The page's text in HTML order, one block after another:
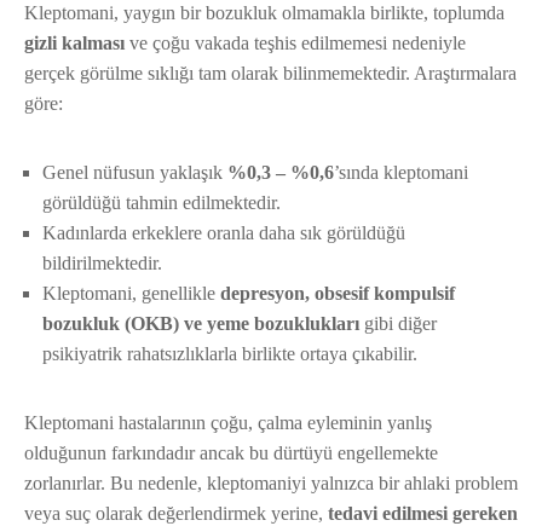
Kleptomani, yaygın bir bozukluk olmamakla birlikte, toplumda
gizli kalması ve çoğu vakada teşhis edilmemesi nedeniyle
gerçek görülme sıklığı tam olarak bilinmemektedir. Araştırmalara
göre:
Genel nüfusun yaklaşık %0,3 – %0,6’sında kleptomani
görüldüğü tahmin edilmektedir.
Kadınlarda erkeklere oranla daha sık görüldüğü
bildirilmektedir.
Kleptomani, genellikle depresyon, obsesif kompulsif
bozukluk (OKB) ve yeme bozuklukları gibi diğer
psikiyatrik rahatsızlıklarla birlikte ortaya çıkabilir.
Kleptomani hastalarının çoğu, çalma eyleminin yanlış
olduğunun farkındadır ancak bu dürtüyü engellemekte
zorlanırlar. Bu nedenle, kleptomaniyi yalnızca bir ahlaki problem
veya suç olarak değerlendirmek yerine, tedavi edilmesi gereken